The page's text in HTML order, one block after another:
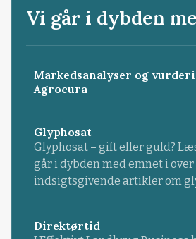
Vi går i dybden
Markedsanalyser og
Agrocura
Glyphosat
Glyphosat – gift eller guld?
går i dybden med emnet i over
indsigtsgivende artikler om
Direktørtid